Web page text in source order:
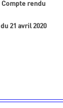
Compte rendu
du 21 avril 2020